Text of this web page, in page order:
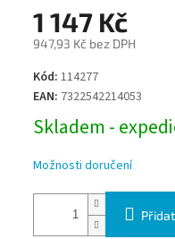
1 147 Kč
947,93 Kč bez DPH
Měrná
cena:
Kód: 114277
EAN: 7322542214053
Skladem -
Možnosti doručení